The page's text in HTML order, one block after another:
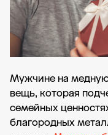
Мужчине на
вещь, которая
семейных
благородных